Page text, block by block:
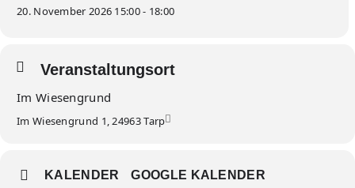
20. November 2026 15:00 - 18:00
Veranstaltungsort
Im Wiesengrund
Im Wiesengrund 1, 24963 Tarp
KALENDER GOOGLE KALENDER